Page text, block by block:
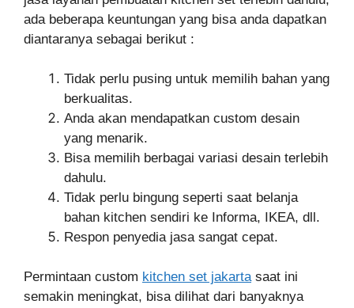
ada beberapa keuntungan yang bisa anda dapatkan
diantaranya sebagai berikut :
Tidak perlu pusing untuk memilih bahan yang
berkualitas.
Anda akan mendapatkan custom desain
yang menarik.
Bisa memilih berbagai variasi desain terlebih
dahulu.
Tidak perlu bingung seperti saat belanja
bahan kitchen sendiri ke Informa, IKEA, dll.
Respon penyedia jasa sangat cepat.
Permintaan custom kitchen set jakartasaat ini
semakin meningkat, bisa dilihat dari banyaknya